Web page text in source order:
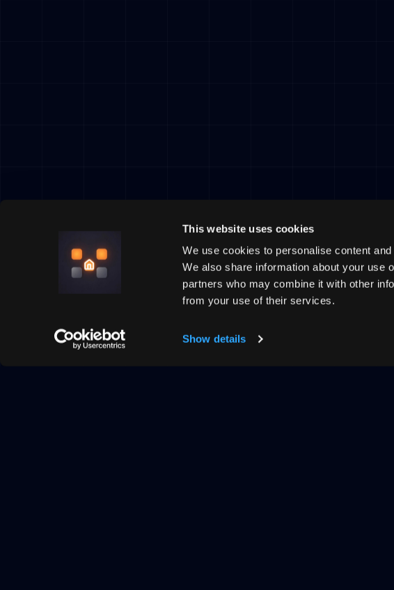
This website uses cookies
We use cookies to personalise content
We also share information about your use
partners who may combine it with other
from your use of their services.
Show details